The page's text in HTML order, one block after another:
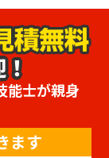
能士が親身
ます